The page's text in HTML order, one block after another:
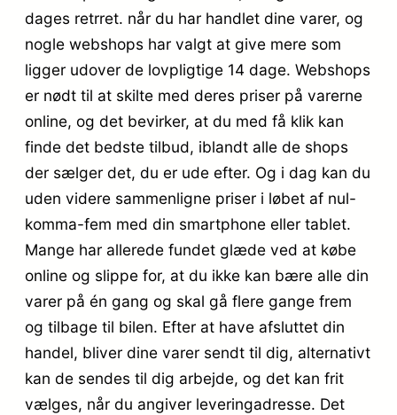
dages retrret. når du har handlet dine varer, og
nogle webshops har valgt at give mere som
ligger udover de lovpligtige 14 dage. Webshops
er nødt til at skilte med deres priser på varerne
online, og det bevirker, at du med få klik kan
finde det bedste tilbud, iblandt alle de shops
der sælger det, du er ude efter. Og i dag kan du
uden videre sammenligne priser i løbet af nul-
komma-fem med din smartphone eller tablet.
Mange har allerede fundet glæde ved at købe
online og slippe for, at du ikke kan bære alle din
varer på én gang og skal gå flere gange frem
og tilbage til bilen. Efter at have afsluttet din
handel, bliver dine varer sendt til dig, alternativt
kan de sendes til dig arbejde, og det kan frit
vælges, når du angiver leveringadresse. Det